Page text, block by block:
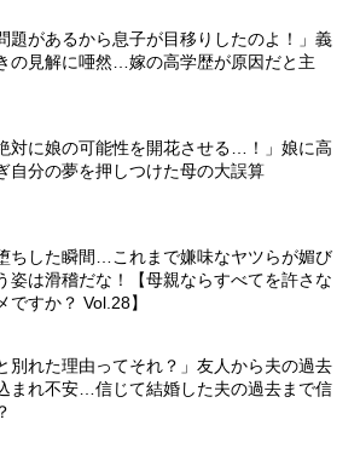
題があるから息子が目移りしたのよ！」義
の見解に唖然…嫁の高学歴が原因だと主
対に娘の可能性を開花させる…！」娘に高
自分の夢を押しつけた母の大誤算
ちした瞬間…これまで嫌味なヤツらが媚び
姿は滑稽だな！【母親ならすべてを許さな
ですか？ Vol.28】
別れた理由ってそれ？」友人から夫の過去
まれ不安…信じて結婚した夫の過去まで信